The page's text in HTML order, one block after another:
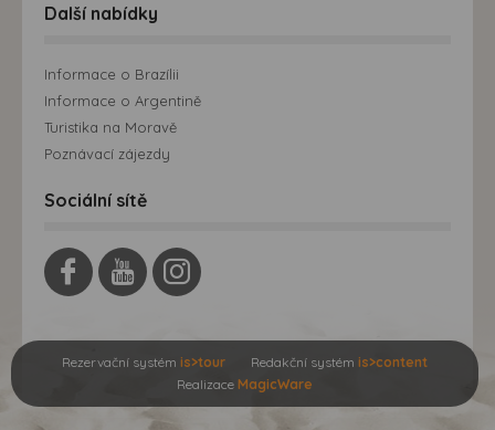
Další nabídky
Informace o Brazílii
Informace o Argentině
Turistika na Moravě
Poznávací zájezdy
Sociální sítě
Rezervační systém is>tour Redakční systém is>content
Realizace MagicWare